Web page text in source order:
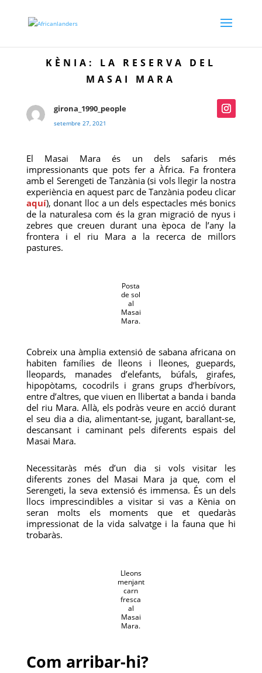
KÈNIA: LA RESERVA DEL
MASAI MARA
girona_1990_people
setembre 27, 2021
El Masai Mara és un dels safaris més
impressionants que pots fer a Àfrica. Fa frontera
amb el Serengeti de Tanzània (si vols llegir la nostra
experiència en aquest parc de Tanzània podeu clicar
aquí), donant lloc a un dels espectacles més bonics
de la naturalesa com és la gran migració de nyus i
zebres que creuen durant una època de l’any la
frontera i el riu Mara a la recerca de millors
pastures.
Posta
de sol
al
Masai
Mara.
Cobreix una àmplia extensió de sabana africana on
habiten famílies de lleons i lleones, guepards,
lleopards, manades d’elefants, búfals, girafes,
hipopòtams, cocodrils i grans grups d’herbívors,
entre d’altres, que viuen en llibertat a banda i banda
del riu Mara. Allà, els podràs veure en acció durant
el seu dia a dia, alimentant-se, jugant, barallant-se,
descansant i caminant pels diferents espais del
Masai Mara.
Necessitaràs més d’un dia si vols visitar les
diferents zones del Masai Mara ja que, com el
Serengeti, la seva extensió és immensa. És un dels
llocs imprescindibles a visitar si vas a Kènia on
seran molts els moments que et quedaràs
impressionat de la vida salvatge i la fauna que hi
trobaràs.
Lleons
menjant
carn
fresca
al
Masai
Mara.
Com arribar-hi?